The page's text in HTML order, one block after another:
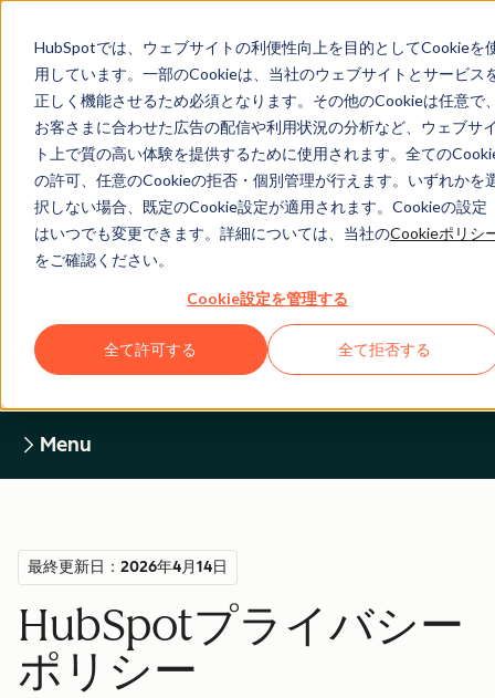
HubSpotでは、ウェブサイトの利便性向上を目的としてCookieを
用しています。一部のCookieは、当社のウェブサイトとサービス
正しく機能させるため必須となります。その他のCookieは任意で
お客さまに合わせた広告の配信や利用状況の分析など、ウェブサ
ト上で質の高い体験を提供するために使用されます。全ての
の許可、任意のCookieの拒否・個別管理が行えます。いずれかを
択しない場合、既定のCookie設定が適用されます。Cookieの設定
はいつでも変更できます。詳細については、当社のCookieポリシ
をご確認ください。
Cookie設定を管理する
全て許可する 全て拒否する
Legal Center
HUBSPOTプライバシーポリシー
Legal Centerホームページに戻る
Menu
最終更新日：2026年4月14日
HubSpotプライバシー
ポリシー